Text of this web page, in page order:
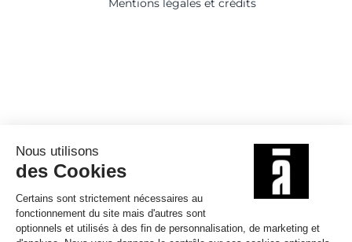
Mentions légales et crédits